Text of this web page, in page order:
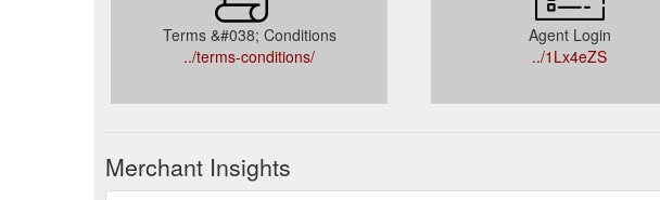
Terms &#038; Conditions
../terms-conditions/
Agent Login
../1Lx4eZS
Merchant Insights